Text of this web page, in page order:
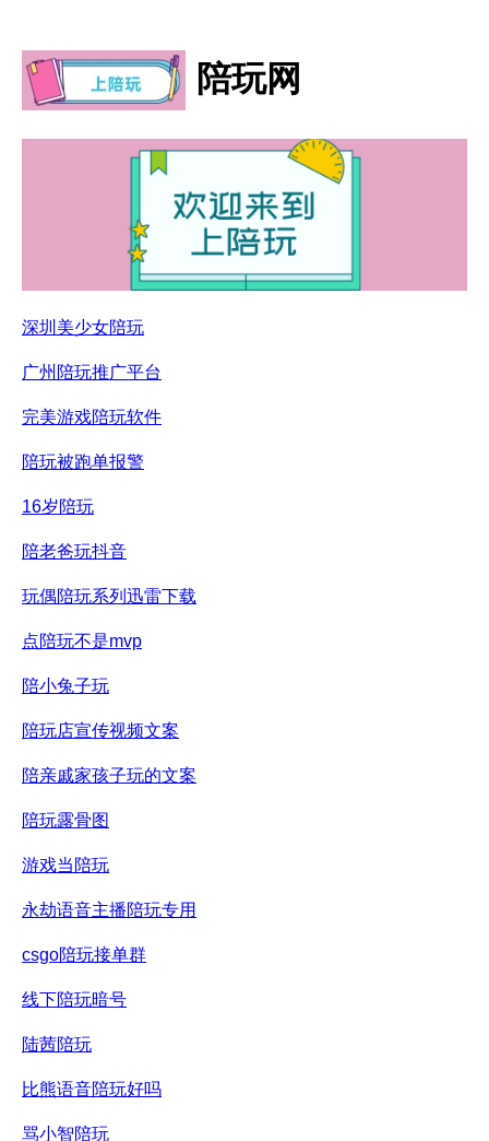
陪玩网
深圳美少女陪玩
广州陪玩推广平台
完美游戏陪玩软件
陪玩被跑单报警
16岁陪玩
陪老爸玩抖音
玩偶陪玩系列迅雷下载
点陪玩不是mvp
陪小兔子玩
陪玩店宣传视频文案
陪亲戚家孩子玩的文案
陪玩露骨图
游戏当陪玩
永劫语音主播陪玩专用
csgo陪玩接单群
线下陪玩暗号
陆茜陪玩
比熊语音陪玩好吗
骂小智陪玩